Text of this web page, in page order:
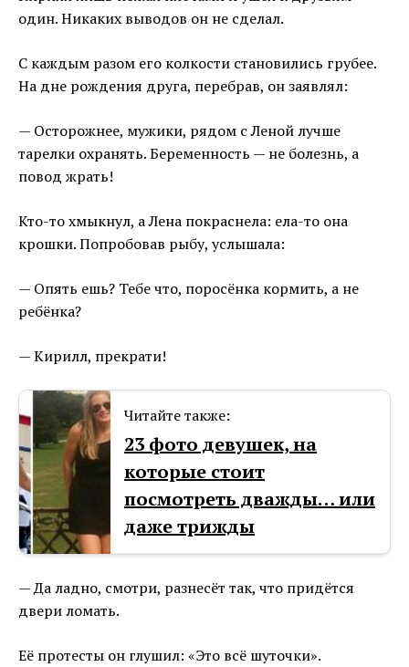
один. Никаких выводов он не сделал.
С каждым разом его колкости становились грубее.
На дне рождения друга, перебрав, он заявлял:
— Осторожнее, мужики, рядом с Леной лучше
тарелки охранять. Беременность — не болезнь, а
повод жрать!
Кто-то хмыкнул, а Лена покраснела: ела-то она
крошки. Попробовав рыбу, услышала:
— Опять ешь? Тебе что, поросёнка кормить, а не
ребёнка?
— Кирилл, прекрати!
Читайте также:
23 фото девушек, на
которые стоит
посмотреть дважды… или
даже трижды
— Да ладно, смотри, разнесёт так, что придётся
двери ломать.
Её протесты он глушил: «Это всё шуточки».